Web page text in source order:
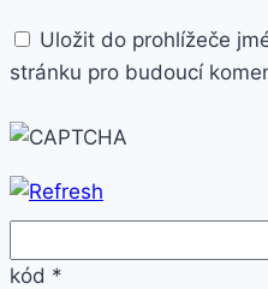
Uložit do prohlížeče
stránku pro budoucí
kód *